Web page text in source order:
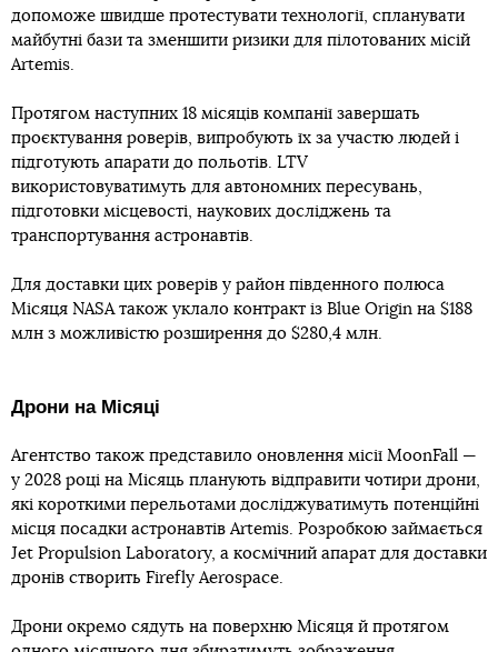
допоможе швидше протестувати технології, спланувати
майбутні бази та зменшити ризики для пілотованих місій
Artemis.
Протягом наступних 18 місяців компанії завершать
проєктування роверів, випробують їх за участю людей і
підготують апарати до польотів. LTV
використовуватимуть для автономних пересувань,
підготовки місцевості, наукових досліджень та
транспортування астронавтів.
Для доставки цих роверів у район південного полюса
Місяця NASA також уклало контракт із Blue Origin на $188
млн з можливістю розширення до $280,4 млн.
Дрони на Місяці
Агентство також представило оновлення місії MoonFall —
у 2028 році на Місяць планують відправити чотири дрони,
які короткими перельотами досліджуватимуть потенційні
місця посадки астронавтів Artemis. Розробкою займається
Jet Propulsion Laboratory, а космічний апарат для доставки
дронів створить Firefly Aerospace.
Дрони окремо сядуть на поверхню Місяця й протягом